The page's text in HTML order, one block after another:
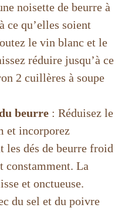
noisette de beurre à
ce qu’elles soient
le vin blanc et le
réduire jusqu’à ce
2 cuillères à soupe
beurre : Réduisez le
et incorporez
les dés de beurre froid
constamment. La
et onctueuse.
du sel et du poivre